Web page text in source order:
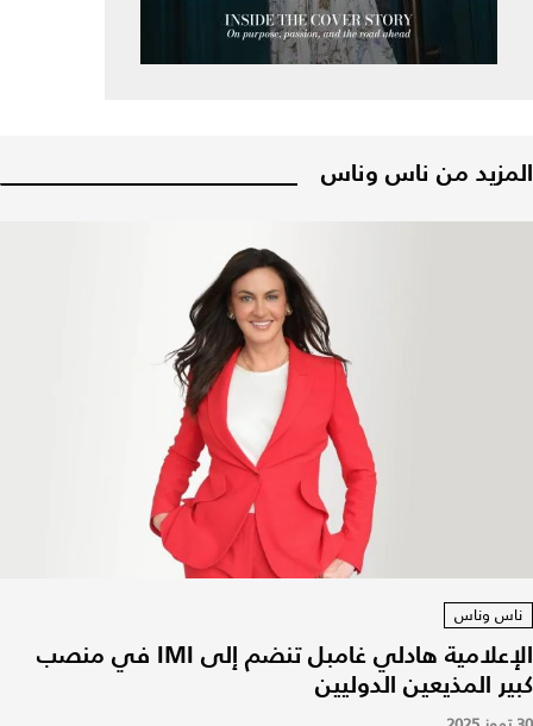
المزيد من ناس وناس
ناس وناس
الإعلامية هادلي غامبل تنضم إلى IMI في منصب
كبير المذيعين الدوليين